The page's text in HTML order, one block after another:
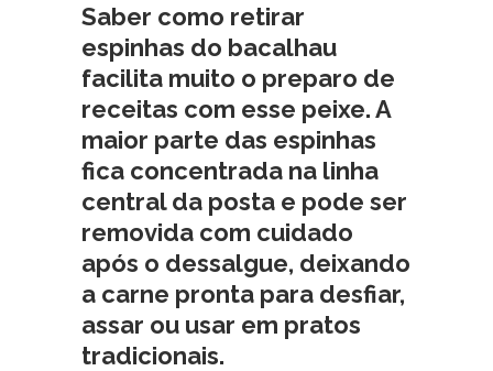
Saber como retirar
espinhas do bacalhau
facilita muito o preparo de
receitas com esse peixe. A
maior parte das espinhas
fica concentrada na linha
central da posta e pode ser
removida com cuidado
após o dessalgue, deixando
a carne pronta para desfiar,
assar ou usar em pratos
tradicionais.